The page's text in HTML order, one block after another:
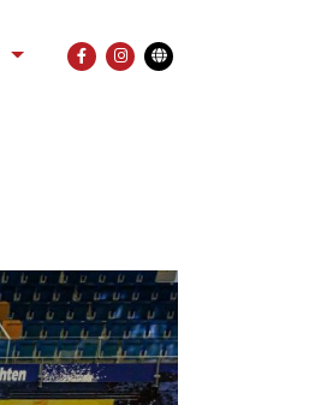
FACEBOOK
INSTAGRAM
Übersetzung